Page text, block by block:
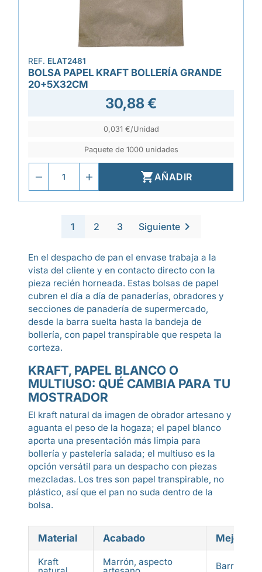
REF. ELAT2481
BOLSA PAPEL KRAFT BOLLERÍA GRANDE
20+5X32CM
30,88 €
0,031 €/Unidad
Paquete de 1000 unidades
AÑADIR
1 2 3 Siguiente
En el despacho de pan el envase trabaja a la
vista del cliente y en contacto directo con la
pieza recién horneada. Estas bolsas de papel
cubren el día a día de panaderías, obradores y
secciones de panadería de supermercado,
desde la barra suelta hasta la bandeja de
bollería, con papel transpirable que respeta la
corteza.
KRAFT, PAPEL BLANCO O
MULTIUSO: QUÉ CAMBIA PARA TU
MOSTRADOR
El kraft natural da imagen de obrador artesano y
aguanta el peso de la hogaza; el papel blanco
aporta una presentación más limpia para
bollería y pastelería salada; el multiuso es la
opción versátil para un despacho con piezas
mezcladas. Los tres son papel transpirable, no
plástico, así que el pan no suda dentro de la
bolsa.
Material Acabado Mejor
Kraft Marrón, aspecto Barra,